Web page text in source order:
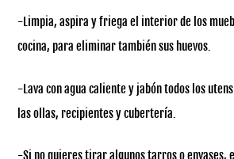
-Limpia, aspira y friega el interior de los
cocina, para eliminar también sus huevos.
-Lava con agua caliente y jabón todos los
las ollas, recipientes y cubertería.
-Si no quieres tirar algunos tarros o envases,